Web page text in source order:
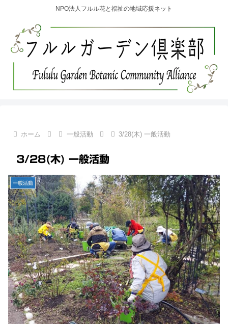
NPO法人フルル花と福祉の地域応援ネット
ホーム 一般活動 3/28(木) 一般活動
3/28(木) 一般活動
一般活動